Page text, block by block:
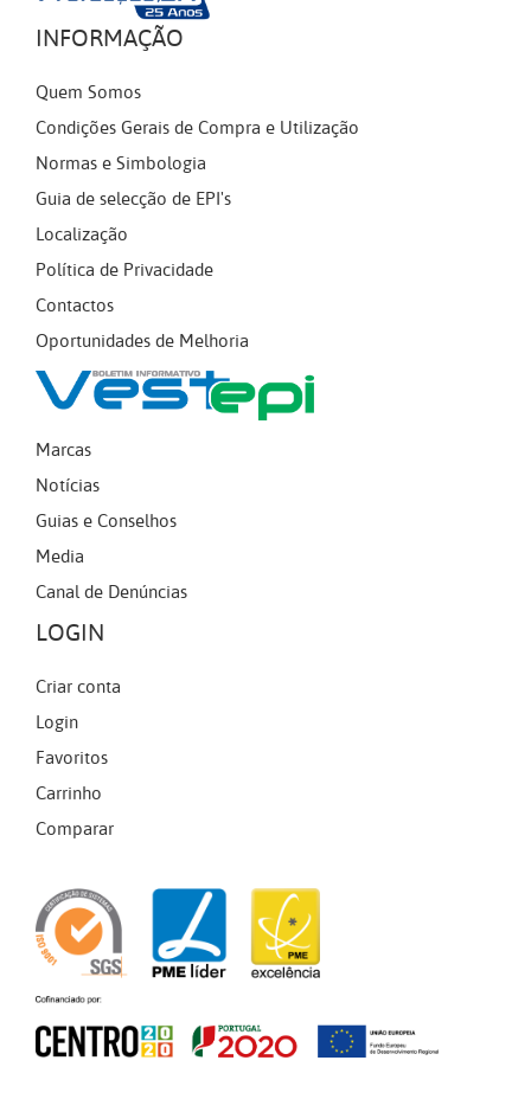
INFORMAÇÃO
Quem Somos
Condições Gerais de Compra e Utilização
Normas e Simbologia
Guia de selecção de EPI's
Localização
Política de Privacidade
Contactos
Oportunidades de Melhoria
Marcas
Notícias
Guias e Conselhos
Media
Canal de Denúncias
LOGIN
Criar conta
Login
Favoritos
Carrinho
Comparar